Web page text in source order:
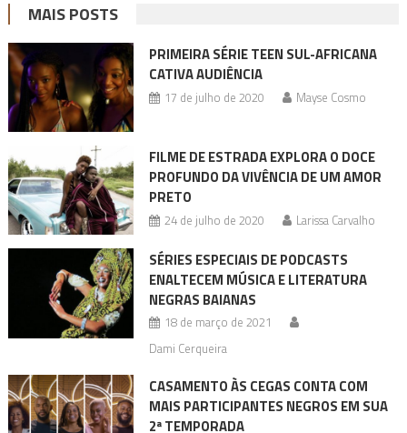
MAIS POSTS
PRIMEIRA SÉRIE TEEN SUL-AFRICANA
CATIVA AUDIÊNCIA
17 de julho de 2020 Mayse Cosmo
FILME DE ESTRADA EXPLORA O DOCE
PROFUNDO DA VIVÊNCIA DE UM AMOR
PRETO
24 de julho de 2020 Larissa Carvalho
SÉRIES ESPECIAIS DE PODCASTS
ENALTECEM MÚSICA E LITERATURA
NEGRAS BAIANAS
18 de março de 2021
Dami Cerqueira
CASAMENTO ÀS CEGAS CONTA COM
MAIS PARTICIPANTES NEGROS EM SUA
2ª TEMPORADA